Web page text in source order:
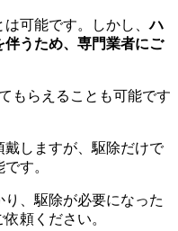
可能です。しかし、ハ
うため、専門業者にご
もらえることも可能です
しますが、駆除だけで
す。
、駆除が必要になった
頼ください。